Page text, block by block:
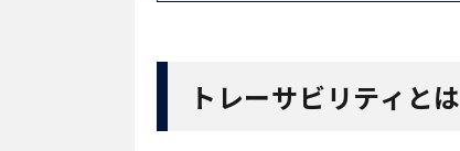
トレーサビリティとは